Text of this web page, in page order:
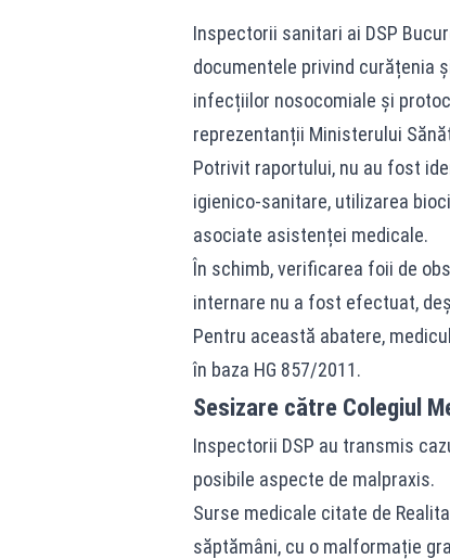
Inspectorii sanitari ai DSP
documentele privind curățenia
infecțiilor nosocomiale și
reprezentanții Ministerului
Potrivit raportului, nu au fost
igienico‑sanitare, utilizarea
asociate asistenței medicale.
În schimb, verificarea foii de
internare nu a fost efectuat,
Pentru această abatere,
în baza HG 857/2011.
Sesizare către Colegiul
Inspectorii DSP au transmis
posibile aspecte de malpraxis.
Surse medicale citate de
săptămâni, cu o malformație